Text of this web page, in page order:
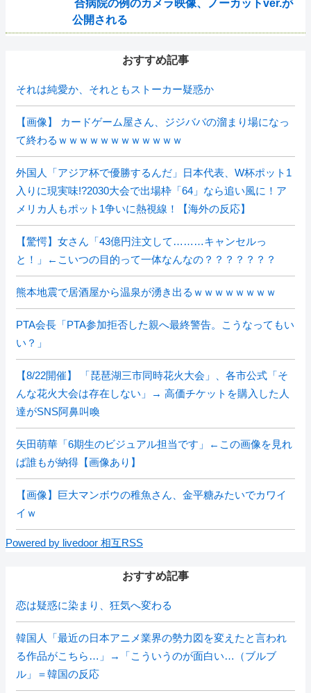
合病院の例のカメラ映像、ノーカットver.が
公開される
おすすめ記事
それは純愛か、それともストーカー疑惑か
【画像】 カードゲーム屋さん、ジジババの溜まり場になっ
て終わるｗｗｗｗｗｗｗｗｗｗｗｗ
外国人「アジア杯で優勝するんだ」日本代表、W杯ポット1
入りに現実味!?2030大会で出場枠「64」なら追い風に！ア
メリカ人もポット1争いに熱視線！【海外の反応】
【驚愕】女さん「43億円注文して………キャンセルっ
と！」←こいつの目的って一体なんなの？？？？？？？
熊本地震で居酒屋から温泉が湧き出るｗｗｗｗｗｗｗｗ
PTA会長「PTA参加拒否した親へ最終警告。こうなってもい
い？」
【8/22開催】 「琵琶湖三市同時花火大会」、各市公式「そ
んな花火大会は存在しない」→ 高価チケットを購入した人
達がSNS阿鼻叫喚
矢田萌華「6期生のビジュアル担当です」←この画像を見れ
ば誰もが納得【画像あり】
【画像】巨大マンボウの稚魚さん、金平糖みたいでカワイ
イｗ
Powered by livedoor 相互RSS
おすすめ記事
恋は疑惑に染まり、狂気へ変わる
韓国人「最近の日本アニメ業界の勢力図を変えたと言われ
る作品がこちら…」→「こういうのが面白い…（ブルブ
ル」＝韓国の反応